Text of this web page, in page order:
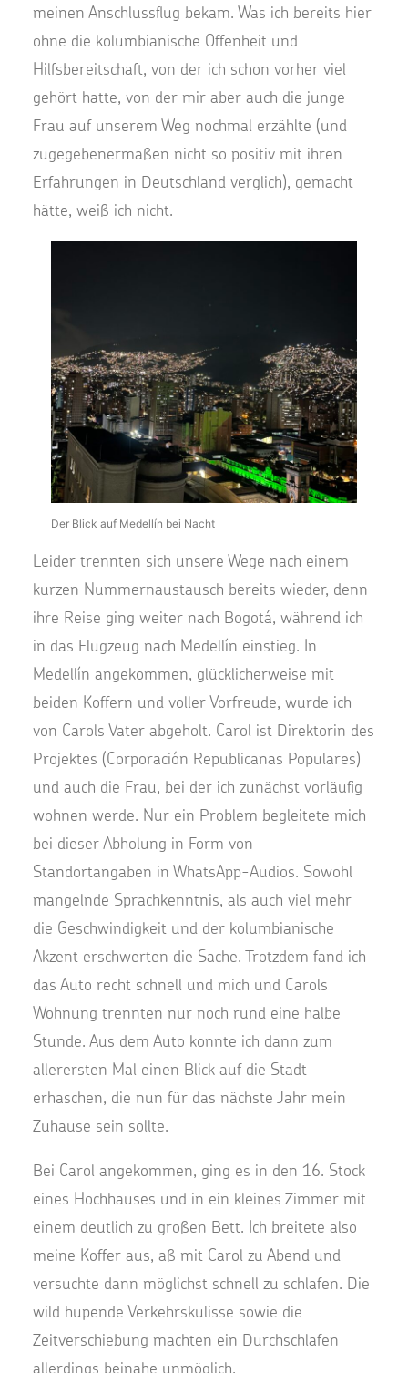
meinen Anschlussflug bekam. Was ich bereits hier
ohne die kolumbianische Offenheit und
Hilfsbereitschaft, von der ich schon vorher viel
gehört hatte, von der mir aber auch die junge
Frau auf unserem Weg nochmal erzählte (und
zugegebenermaßen nicht so positiv mit ihren
Erfahrungen in Deutschland verglich), gemacht
hätte, weiß ich nicht.
Der Blick auf Medellín bei Nacht
Leider trennten sich unsere Wege nach einem
kurzen Nummernaustausch bereits wieder, denn
ihre Reise ging weiter nach Bogotá, während ich
in das Flugzeug nach Medellín einstieg. In
Medellín angekommen, glücklicherweise mit
beiden Koffern und voller Vorfreude, wurde ich
von Carols Vater abgeholt. Carol ist Direktorin des
Projektes (Corporación Republicanas Populares)
und auch die Frau, bei der ich zunächst vorläufig
wohnen werde. Nur ein Problem begleitete mich
bei dieser Abholung in Form von
Standortangaben in WhatsApp-Audios. Sowohl
mangelnde Sprachkenntnis, als auch viel mehr
die Geschwindigkeit und der kolumbianische
Akzent erschwerten die Sache. Trotzdem fand ich
das Auto recht schnell und mich und Carols
Wohnung trennten nur noch rund eine halbe
Stunde. Aus dem Auto konnte ich dann zum
allerersten Mal einen Blick auf die Stadt
erhaschen, die nun für das nächste Jahr mein
Zuhause sein sollte.
Bei Carol angekommen, ging es in den 16. Stock
eines Hochhauses und in ein kleines Zimmer mit
einem deutlich zu großen Bett. Ich breitete also
meine Koffer aus, aß mit Carol zu Abend und
versuchte dann möglichst schnell zu schlafen. Die
wild hupende Verkehrskulisse sowie die
Zeitverschiebung machten ein Durchschlafen
allerdings beinahe unmöglich.